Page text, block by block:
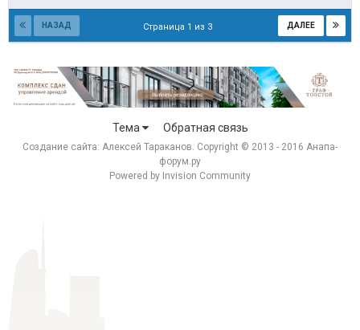
НАЗАД ДАЛЕЕ
Страница 1 из 3
Тема Обратная связь
Создание сайта: Алексей Тараканов . Copyright © 2013 - 2016 Анапа-
форум.ру
Powered by Invision Community